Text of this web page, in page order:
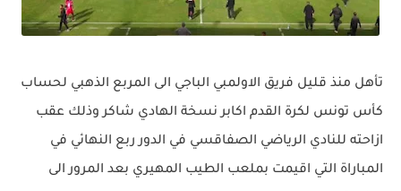
تأهل منذ قليل فريق الاولمبي الباجي الى المربع الذهبي لحساب
كأس تونس لكرة القدم اكابر نسخة الهادي شاكر وذلك عقب
ازاحته للنادي الرياضي الصفاقسي في الدور ربع النهائي في
المباراة التي اقيمت بملعب الطيب المهيري بعد المرور الى